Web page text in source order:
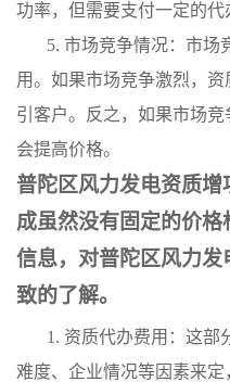
功率，但需要支付一定的代
5. 市场竞争情况：市场
用。如果市场竞争激烈，
引客户。反之，如果市场
会提高价格。
普陀区风力发电资质
成虽然没有固定的价
信息，对普陀区风力
致的了解。
1. 资质代办费用：这部
难度、企业情况等因素来